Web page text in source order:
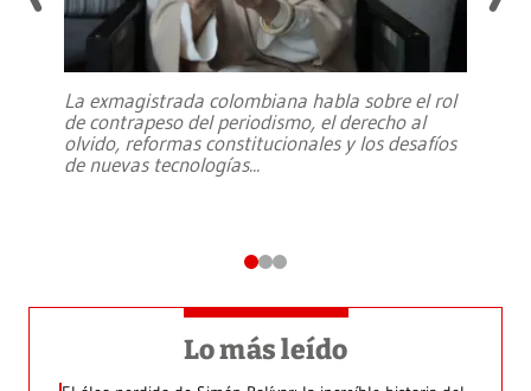
La exmagistrada colombiana habla sobre el rol
de contrapeso del periodismo, el derecho al
olvido, reformas constitucionales y los desafíos
de nuevas tecnologías...
Lo más leído